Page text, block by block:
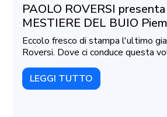
PAOLO ROVERSI
MESTIERE DEL BUIO
Eccolo fresco di stampa l'ultimo
Roversi. Dove ci conduce questa
LEGGI TUTTO